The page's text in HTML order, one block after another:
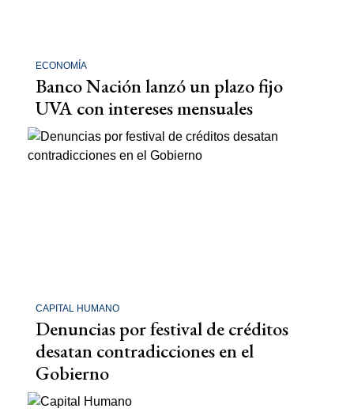
ECONOMÍA
Banco Nación lanzó un plazo fijo
UVA con intereses mensuales
CAPITAL HUMANO
Denuncias por festival de créditos
desatan contradicciones en el
Gobierno